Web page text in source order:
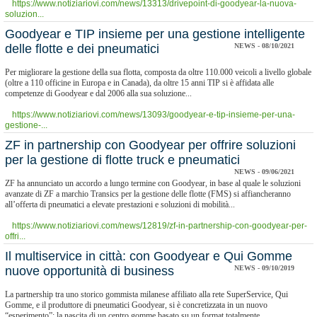
https://www.notiziariovi.com/news/13313/drivepoint-di-goodyear-la-nuova-
soluzion...
Goodyear e TIP insieme per una gestione intelligente
delle flotte e dei pneumatici
NEWS - 08/10/2021
Per migliorare la gestione della sua flotta, composta da oltre 110.000 veicoli a livello globale
(oltre a 110 officine in Europa e in Canada), da oltre 15 anni TIP si è affidata alle
competenze di Goodyear e dal 2006 alla sua soluzione...
https://www.notiziariovi.com/news/13093/goodyear-e-tip-insieme-per-una-
gestione-...
ZF in partnership con Goodyear per offrire soluzioni
per la gestione di flotte truck e pneumatici
NEWS - 09/06/2021
ZF ha annunciato un accordo a lungo termine con Goodyear, in base al quale le soluzioni
avanzate di ZF a marchio Transics per la gestione delle flotte (FMS) si affiancheranno
all’offerta di pneumatici a elevate prestazioni e soluzioni di mobilità...
https://www.notiziariovi.com/news/12819/zf-in-partnership-con-goodyear-per-
offri...
Il multiservice in città: con Goodyear e Qui Gomme
nuove opportunità di business
NEWS - 09/10/2019
La partnership tra uno storico gommista milanese affiliato alla rete SuperService, Qui
Gomme, e il produttore di pneumatici Goodyear, si è concretizzata in un nuovo